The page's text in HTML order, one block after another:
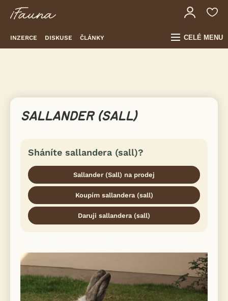
INZERCE DISKUSE ČLÁNKY CELÉ MENU
SALLANDER (SALL)
Sháníte sallandera (sall)?
Sallander (Sall) na prodej
Koupím sallandera (sall)
Daruji sallandera (sall)